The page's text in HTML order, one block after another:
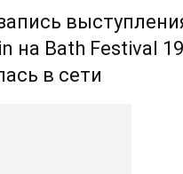
на Bath Festival
в сети